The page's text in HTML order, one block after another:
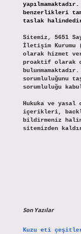
benzerlikleri
taslak
Sitemiz, 5651
İletişim Kurumu
olarak hizmet
proaktif olarak
sorumluluğunu
sorumluluğu
Hukuka ve yasal
içerikleri,
bildirmeniz
sitemizden
Son Yazılar
Kuzu eti